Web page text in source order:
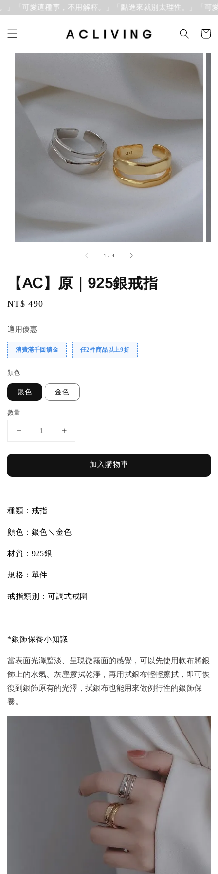
「可愛這種事，不用解釋。」 「點進來就別太理性。」「可
1 / 4
【AC】原｜925銀戒指
Regular
NT$ 490
適用優惠
消費滿千回饋金 任2件商品以上9折
顏色
銀色 金色
數量
加入購物車
種類：戒指
顏色：銀色＼金色
材質：925銀
規格：單件
戒指類別：可調式戒圍
*銀飾保養小知識
當表面光澤黯淡、呈現微霧面的感覺，可以先使用軟布將銀
飾上的水氣、灰塵擦拭乾淨，再用拭銀布輕輕擦拭，即可恢
復到銀飾原有的光澤，拭銀布也能用來做例行性的銀飾保
養。